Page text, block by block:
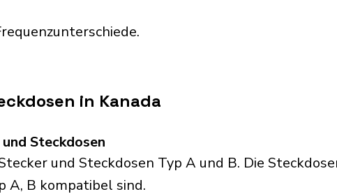
in Kanada
Steckdosen
und Steckdosen Typ A und B. Die
A, B kompatibel sind.